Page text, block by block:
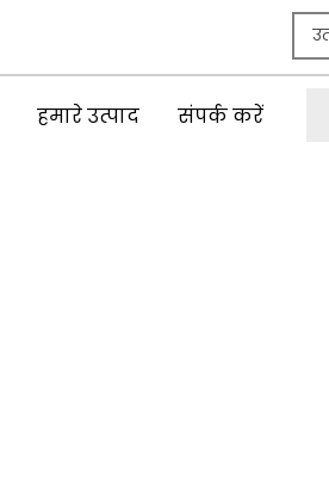
हमारे उत्पाद संपर्क करें